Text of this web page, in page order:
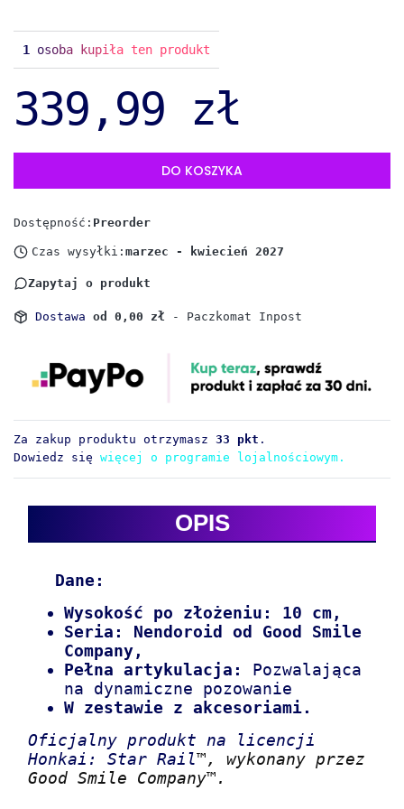
1 osoba kupiła ten produkt
339,99 zł
DO KOSZYKA
Dostępność: Preorder
Czas wysyłki: marzec - kwiecień 2027
Zapytaj o produkt
Dostawa od 0,00 zł - Paczkomat Inpost
Za zakup produktu otrzymasz 33 pkt .
Dowiedz się więcej o programie lojalnościowym.
OPIS
Dane:
Wysokość po złożeniu: 10 cm,
Seria:
Nendoroid od Good Smile
Company,
Pełna artykulacja:
Pozwalająca
na dynamiczne pozowanie
W zestawie z akcesoriami.
Oficjalny produkt na licencji
Honkai: Star Rail™, wykonany przez
Good Smile Company™.